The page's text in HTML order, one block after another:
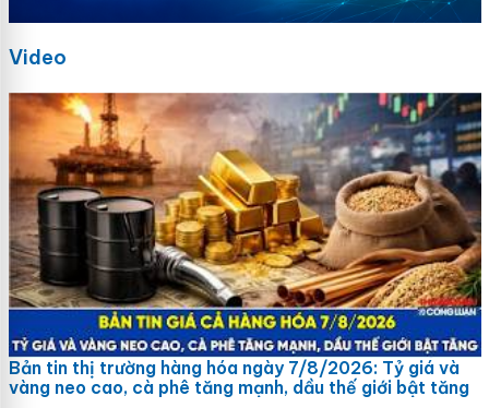
Video
Bản tin thị trường hàng hóa ngày 7/8/2026: Tỷ giá và
vàng neo cao, cà phê tăng mạnh, dầu thế giới bật tăng